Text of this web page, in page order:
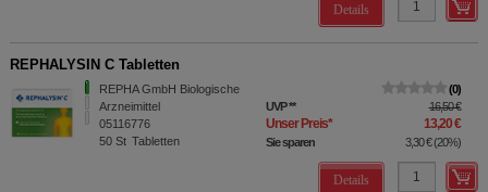
Details
REPHALYSIN C Tabletten
REPHA GmbH Biologische
Arzneimittel
05116776
50 St Tabletten
0
UVP** 16,50 €
Unser Preis* 13,20 €
Sie sparen 3,30 €(20%)
Details